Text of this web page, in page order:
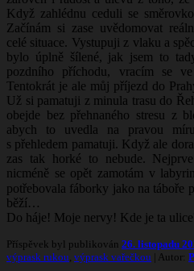
Když zahlédnu ceduli se
Začínám si zase uvědomovat
celé situace. Vystupuji z vlaku a
bylo úplně šílené, jak jsem to
pozdního příchodu, vracím se
Tentokrát je ale můj příjezd do
Už si pamatuji z minula trasu do
obejde bez přehnaného stresu z
abych to uvedla na pravou
s přehledem pamatuji. Když ale
zas tak horké to nebude.
nicméně se opět zamotám v
potřebovala fáborky jako na táboře
běží…
Do háje! Moje nervy! Kde je ta
Příspěvek byl publikován 26. listopadu
výprask rukou výprask vařečkou | Autor: